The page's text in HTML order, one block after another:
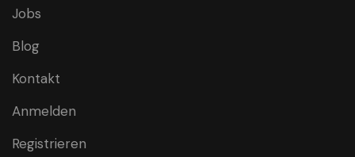
Jobs
Blog
Kontakt
Anmelden
Registrieren